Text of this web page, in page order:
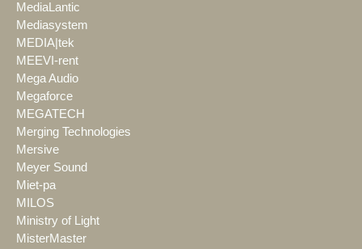
MediaLantic
Mediasystem
MEDIA|tek
MEEVI-rent
Mega Audio
Megaforce
MEGATECH
Merging Technologies
Mersive
Meyer Sound
Miet-pa
MILOS
Ministry of Light
MisterMaster